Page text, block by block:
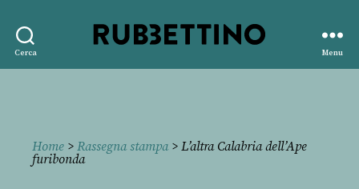
Cerca
editore
Menu
Home > Rassegna stampa> L’altra Calabria dell’Ape
furibonda